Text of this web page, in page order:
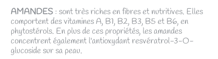
AMANDES : sont très riches en fibres et nutritives. Elles
comportent des vitamines A, B1, B2, B3, B5 et B6, en
phytostérols. En plus de ces propriétés, les amandes
concentrent également l'antioxydant resvératrol-3-O-
glucoside sur sa peau.